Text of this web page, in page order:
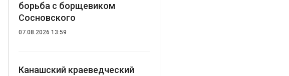
борьба с борщевиком
Сосновского
07.08.2026 13:59
Канашский краеведческий